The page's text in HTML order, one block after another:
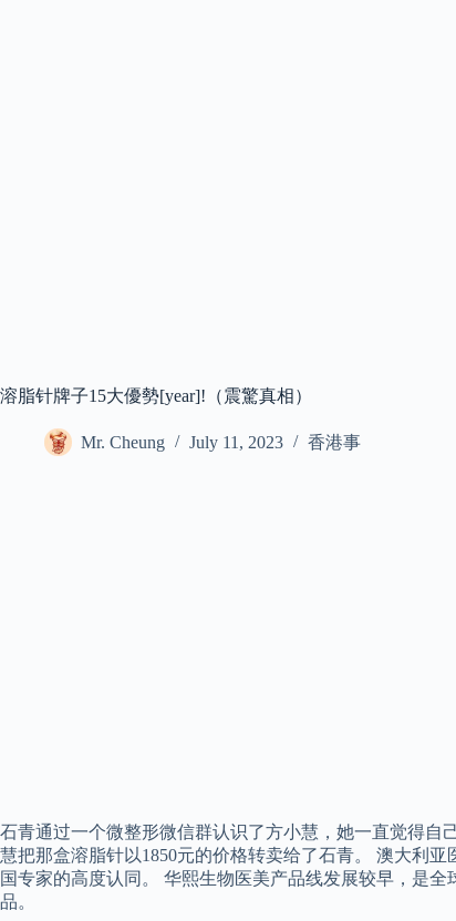
溶脂针牌子15大優勢[year]!（震驚真相）
Mr. Cheung July 11, 2023 香港事
石青通过一个微整形微信群认识了方小慧，她一直觉得自
慧把那盒溶脂针以1850元的价格转卖给了石青。 澳大利
国专家的高度认同。 华熙生物医美产品线发展较早，是
品。